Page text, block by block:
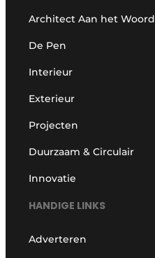
Architect Aan het Woord
De Pen
Interieur
Exterieur
Projecten
Duurzaam & Circulair
Innovatie
HANDIGE LINKS
Adverteren